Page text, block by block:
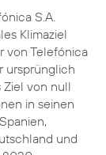
S.A.
Klimaziel
von Telefónica
ursprünglich
von null
in seinen
und